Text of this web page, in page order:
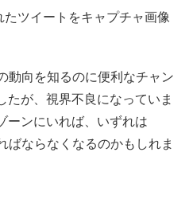
ツイートをキャプチャ画像
動向を知るのに便利なチャン
たが、視界不良になっていま
ーンにいれば、いずれは
ばならなくなるのかもしれま